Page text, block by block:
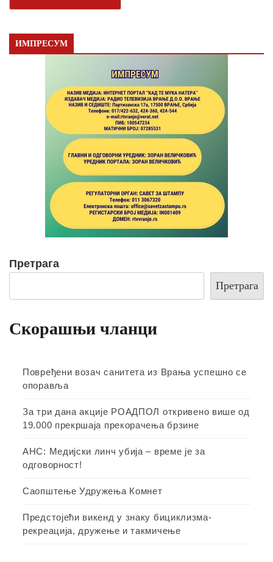
ИМПРЕСУМ
Претрага
Претрага
Скорашњи чланци
Повређени возач санитета из Врања успешно се
опоравља
За три дана акције РОАДПОЛ откривено више од
19.000 прекршаја прекорачења брзине
АНС: Медијски линч убија – време је за
одговорност!
Саопштење Удружења Комнет
Предстојећи викенд у знаку бициклизма-
рекреација, дружење и такмичење